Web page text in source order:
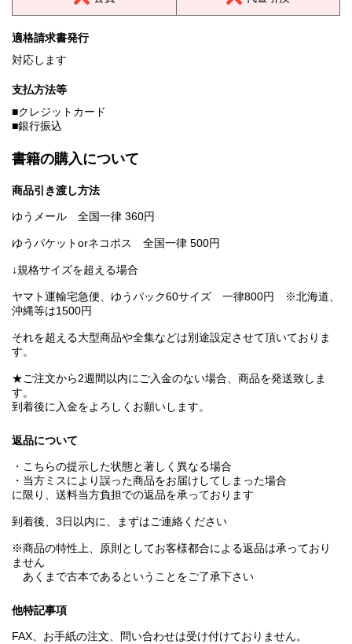
適格請求書発行
対応します
支払方法等
■クレジットカード
■銀行振込
書籍の購入について
商品引き渡し方法
ゆうメール 全国一律 360円
ゆうパケットorネコポス 全国一律 500円
↓規格サイズを超える場合
ヤマト運輸宅急便、ゆうパック60サイズ 一律800円 ※北海道、
沖縄等は1500円
それを超える大型商品や全集などは別途設定させて頂いておりま
す。
★ご注文から2週間以内にご入金のない場合、商品を発送致しま
す。
到着後に入金をよろしくお願いします。
返品について
・こちらの提示した状態と著しく異なる場合
・当方ミスにより誤った商品をお届けしてしまった場合
に限り、送料当方負担での返品を承っております
到着後、3日以内に、まずはご連絡ください
※商品の特性上、原則としてお客様都合による返品は承っており
ません
あくまで古本であるということをご了承下さい
他特記事項
FAX、お手紙の注文、問い合わせは受け付けておりません。